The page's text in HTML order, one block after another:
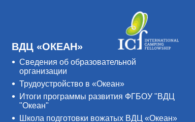
ВДЦ «ОКЕАН»
Сведения об образовательной
организации
Трудоустройство в «Океан»
Итоги программы развития ФГБОУ "ВДЦ
"Океан"
Школа подготовки вожатых ВДЦ «Океан»